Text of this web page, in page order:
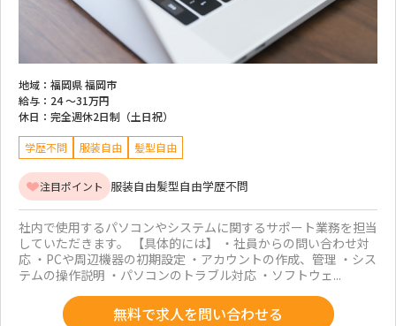
地域： 福岡県 福岡市
給与： 24 ～31万円
休日： 完全週休2日制（土日祝）
学歴不問 服装自由 髪型自由
注目ポイント 服装自由髪型自由学歴不問
社内で使用するパソコンやシステムに関するサポート業務を担当
していただきます。 【具体的には】 ・社員からの問い合わせ対
応 ・PCや周辺機器の初期設定 ・アカウントの作成、管理 ・シス
テムの操作説明 ・パソコンのトラブル対応 ・ソフトウェ...
無料で求人を問い合わせる